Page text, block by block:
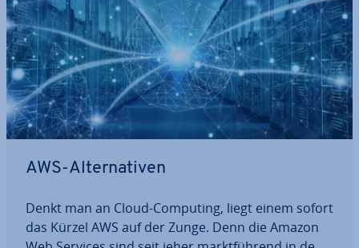
AWS-Al­ter­na­ti­ven
Denkt man an Cloud-Computing, liegt einem sofort
das Kürzel AWS auf der Zunge. Denn die Amazon